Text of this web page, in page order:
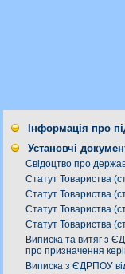
Інформація про
Установчі
Свідоцтво про
Статут Товариства
Статут Товариства
Статут Товариства
Статут Товариства
Виписка та витяг з
про призначення
Виписка з ЄДРПОУ